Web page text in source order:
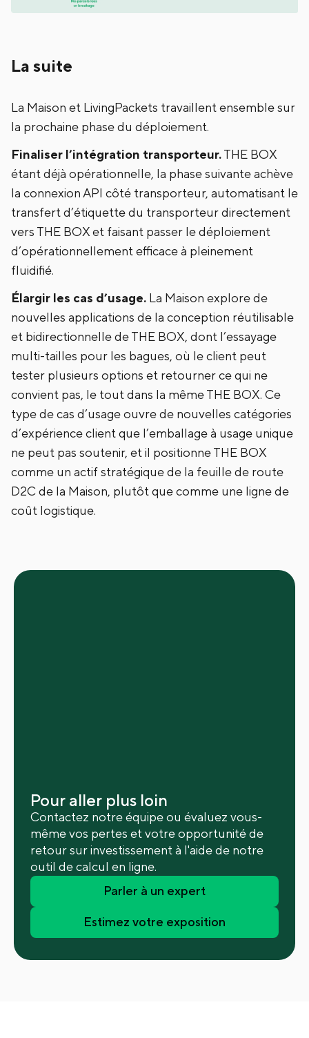
La suite
La Maison et LivingPackets travaillent ensemble sur
la prochaine phase du déploiement.
Finaliser l’intégration transporteur.THE BOX
étant déjà opérationnelle, la phase suivante achève
la connexion API côté transporteur, automatisant le
transfert d’étiquette du transporteur directement
vers THE BOX et faisant passer le déploiement
d’opérationnellement efficace à pleinement
fluidifié.
Élargir les cas d’usage. La Maison explore de
nouvelles applications de la conception réutilisable
et bidirectionnelle de THE BOX, dont l’essayage
multi-tailles pour les bagues, où le client peut
tester plusieurs options et retourner ce qui ne
convient pas, le tout dans la même THE BOX. Ce
type de cas d’usage ouvre de nouvelles catégories
d’expérience client que l’emballage à usage unique
ne peut pas soutenir, et il positionne THE BOX
comme un actif stratégique de la feuille de route
D2C de la Maison, plutôt que comme une ligne de
coût logistique.
Pour aller plus loin
Contactez notre équipe ou évaluez vous-
même vos pertes et votre opportunité de
retour sur investissement à l'aide de notre
outil de calcul en ligne.
Parler à un expert
Estimez votre exposition